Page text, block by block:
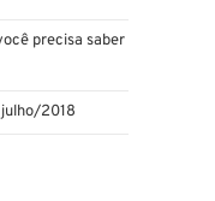
precisa saber
2018